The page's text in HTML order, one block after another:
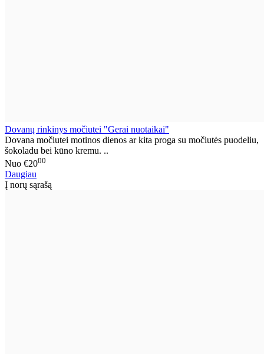
Dovanų rinkinys močiutei "Gerai nuotaikai"
Dovana močiutei motinos dienos ar kita proga su močiutės puodeliu,
šokoladu bei kūno kremu. ..
Nuo €2000
Daugiau
Į norų sąrašą